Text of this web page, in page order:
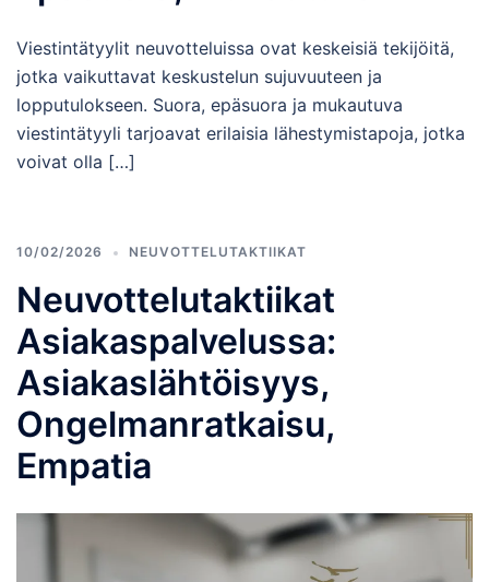
Viestintätyylit neuvotteluissa ovat keskeisiä tekijöitä,
jotka vaikuttavat keskustelun sujuvuuteen ja
lopputulokseen. Suora, epäsuora ja mukautuva
viestintätyyli tarjoavat erilaisia lähestymistapoja, jotka
voivat olla […]
10/02/2026 NEUVOTTELUTAKTIIKAT
Neuvottelutaktiikat
Asiakaspalvelussa:
Asiakaslähtöisyys,
Ongelmanratkaisu,
Empatia